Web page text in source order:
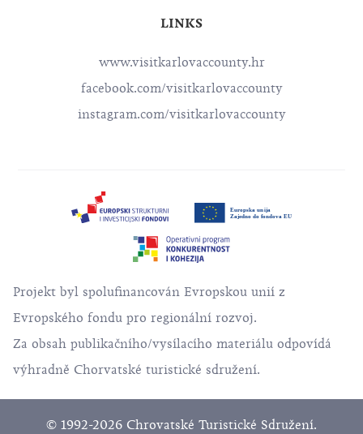
LINKS
www.visitkarlovaccounty.hr
facebook.com/visitkarlovaccounty
instagram.com/visitkarlovaccounty
Projekt byl spolufinancován Evropskou unií z
Evropského fondu pro regionální rozvoj.
Za obsah publikačního/vysílacího materiálu odpovídá
výhradně Chorvatské turistické sdružení.
© 1992-2026 Chrovatské Turistické Sdružení.